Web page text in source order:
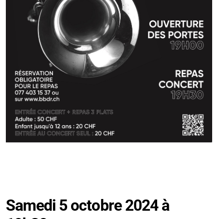
Samedi 5 octobre 2024 à